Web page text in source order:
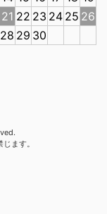
21 22 23 24 25 26
28 29 30
ます。